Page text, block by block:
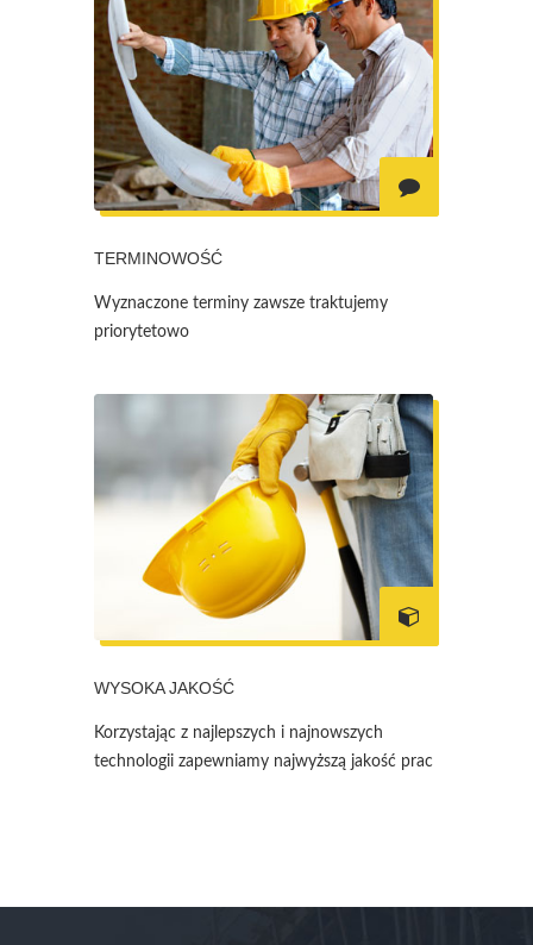
TERMINOWOŚĆ
Wyznaczone terminy zawsze traktujemy
priorytetowo
WYSOKA JAKOŚĆ
Korzystając z najlepszych i najnowszych
technologii zapewniamy najwyższą jakość prac